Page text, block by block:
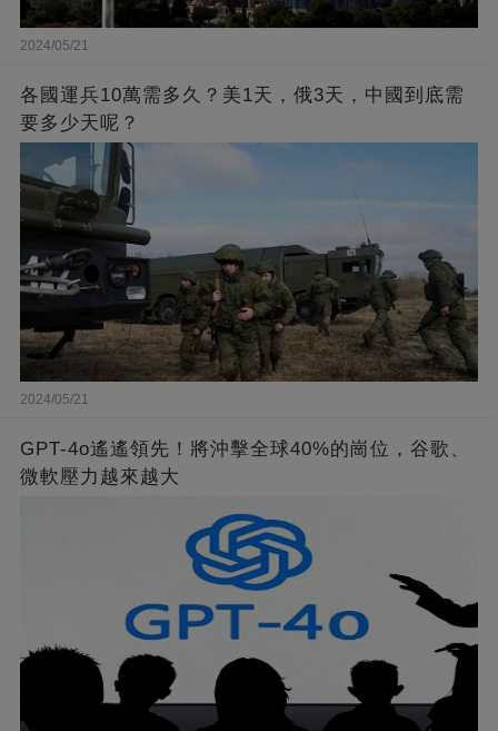
2024/05/21
各國運兵10萬需多久？美1天，俄3天，中國到底需
要多少天呢？
2024/05/21
GPT-4o遙遙領先！將沖擊全球40%的崗位，谷歌、
微軟壓力越來越大